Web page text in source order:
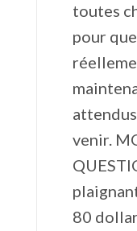
toutes
pour
venir.
80